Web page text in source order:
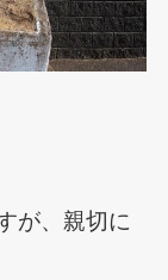
が、親切に